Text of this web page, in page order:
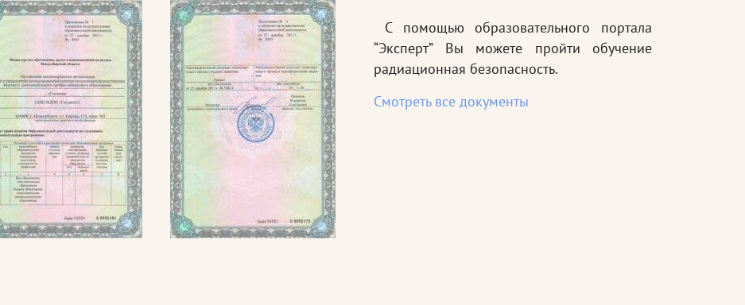
С помощью образовательного портала
“Эксперт” Вы можете пройти обучение
радиационная безопасность.
Смотреть все документы